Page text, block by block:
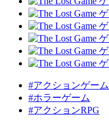
#アクションゲーム
#ホラーゲーム
#アクションRPG